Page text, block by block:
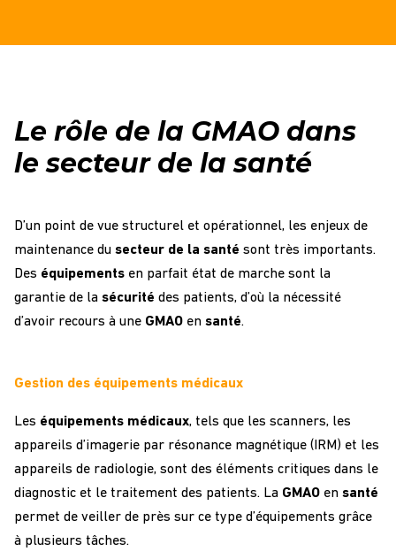
Le rôle de la GMAO dans
le secteur de la santé
D’un point de vue structurel et opérationnel, les enjeux de
maintenance du secteur de la santé sont très importants.
Des équipements en parfait état de marche sont la
garantie de la sécurité des patients, d’où la nécessité
d’avoir recours à une GMAO en santé.
Gestion des équipements médicaux
Les équipements médicaux, tels que les scanners, les
appareils d’imagerie par résonance magnétique (IRM) et les
appareils de radiologie, sont des éléments critiques dans le
diagnostic et le traitement des patients. La GMAO en santé
permet de veiller de près sur ce type d’équipements grâce
à plusieurs tâches.